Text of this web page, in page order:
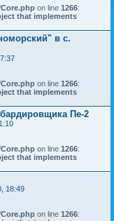
on line 1266:
that implements
в с.
on line 1266:
that implements
Пе-2
on line 1266:
that implements
18:49
on line 1266: